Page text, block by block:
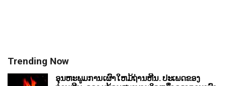
Trending Now
ອຸນຫະພູມການເຜົາໃຫມ້ຖ່ານຫີນ. ປະເພດຂອງ